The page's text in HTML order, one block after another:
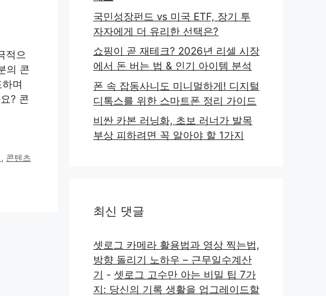
적으
의 콘
며
? 콘
, 콘텐츠
국민성장펀드 vs 미국 ETF, 장기 투
자자에게 더 유리한 선택은?
쇼핑이 곧 재테크? 2026년 리셀 시장
에서 돈 버는 법 & 인기 아이템 분석
폰 속 잡동사니도 미니멀하게! 디지털
디톡스를 위한 스마트폰 정리 가이드
비싼 카본 러닝화, 초보 러너가 발목
부상 피하려면 꼭 알아야 할 1가지
최신 댓글
셋로그 카메라 활용법과 영상 찍는법,
방향 돌리기 노하우 – 근무일수계산
기 - 셋로그 고수만 아는 비밀 팁 7가
지: 당신의 기록 생활을 업그레이드할